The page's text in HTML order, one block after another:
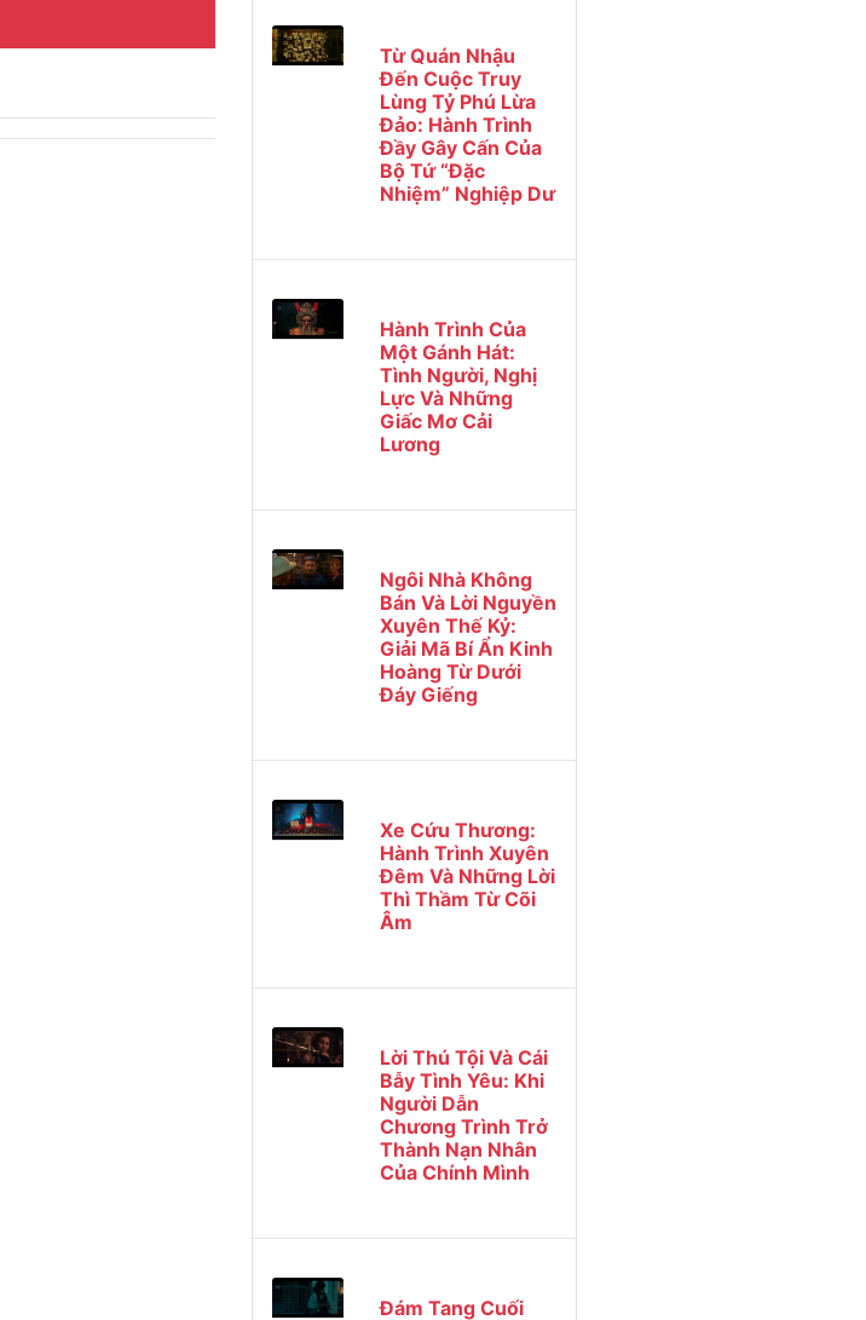
Từ Quán Nhậu
Đến Cuộc Truy
Lùng Tỷ Phú Lừa
Đảo: Hành Trình
Đầy Gây Cấn Của
Bộ Tứ “Đặc
Nhiệm” Nghiệp Dư
Hành Trình Của
Một Gánh Hát:
Tình Người, Nghị
Lực Và Những
Giấc Mơ Cải
Lương
Ngôi Nhà Không
Bán Và Lời Nguyền
Xuyên Thế Kỷ:
Giải Mã Bí Ẩn Kinh
Hoàng Từ Dưới
Đáy Giếng
Xe Cứu Thương:
Hành Trình Xuyên
Đêm Và Những Lời
Thì Thầm Từ Cõi
Âm
Lời Thú Tội Và Cái
Bẫy Tình Yêu: Khi
Người Dẫn
Chương Trình Trở
Thành Nạn Nhân
Của Chính Mình
Đám Tang Cuối